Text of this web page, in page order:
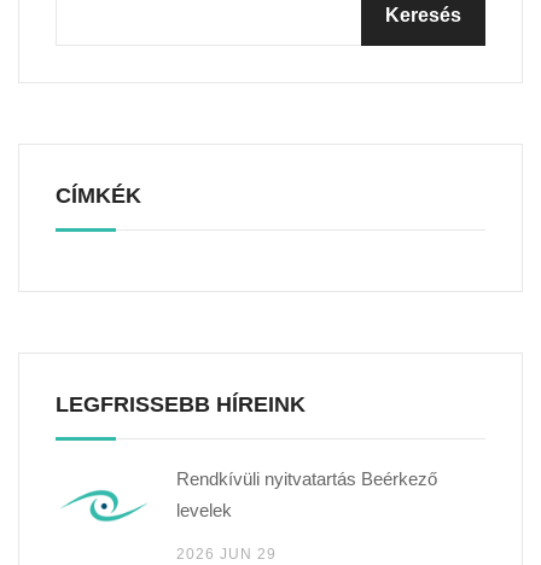
CÍMKÉK
LEGFRISSEBB HÍREINK
Rendkívüli nyitvatartás Beérkező
levelek
2026 JUN 29